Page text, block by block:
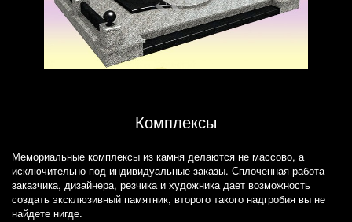
Комплексы
Мемориальные комплексы из камня делаются не массово, а
исключительно под индивидуальные заказы. Сплоченная работа
заказчика, дизайнера, резчика и художника дает возможность
создать эксклюзивный памятник, второго такого надгробия вы не
найдете нигде.